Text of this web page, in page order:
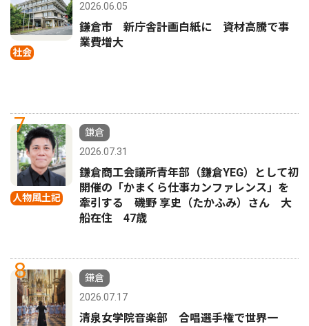
社会
2026.06.05
鎌倉市 新庁舎計画白紙に 資材高騰で事
業費増大
7
人物風土記
鎌倉
2026.07.31
鎌倉商工会議所青年部（鎌倉YEG）として初
開催の「かまくら仕事カンファレンス」を
牽引する 磯野 享史（たかふみ）さん 大
船在住 47歳
8
鎌倉
2026.07.17
清泉女学院音楽部 合唱選手権で世界一